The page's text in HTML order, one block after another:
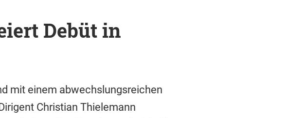
Debüt in
mit einem abwechslungsreichen
Christian Thielemann